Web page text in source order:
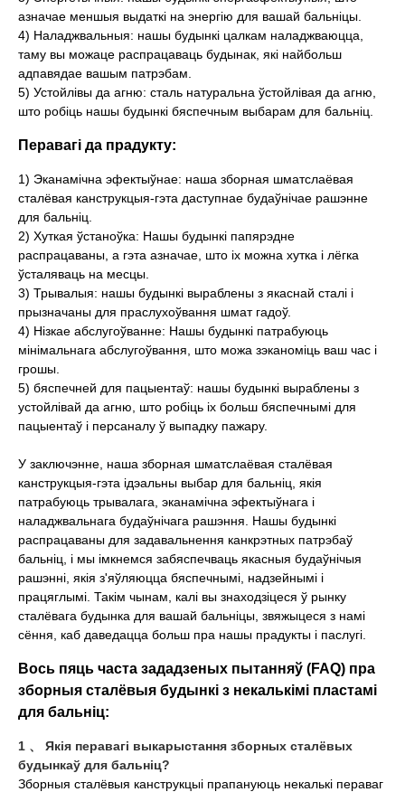
азначае меншыя выдаткі на энергію для вашай бальніцы.
4) Наладжвальныя: нашы будынкі цалкам наладжваюцца,
таму вы можаце распрацаваць будынак, які найбольш
адпавядае вашым патрэбам.
5) Устойлівы да агню: сталь натуральна ўстойлівая да агню,
што робіць нашы будынкі бяспечным выбарам для бальніц.
Перавагі да прадукту:
1) Эканамічна эфектыўнае: наша зборная шматслаёвая
сталёвая канструкцыя-гэта даступнае будаўнічае рашэнне
для бальніц.
2) Хуткая ўстаноўка: Нашы будынкі папярэдне
распрацаваны, а гэта азначае, што іх можна хутка і лёгка
ўсталяваць на месцы.
3) Трывалыя: нашы будынкі выраблены з якаснай сталі і
прызначаны для праслухоўвання шмат гадоў.
4) Нізкае абслугоўванне: Нашы будынкі патрабуюць
мінімальнага абслугоўвання, што можа зэканоміць ваш час і
грошы.
5) бяспечней для пацыентаў: нашы будынкі выраблены з
устойлівай да агню, што робіць іх больш бяспечнымі для
пацыентаў і персаналу ў выпадку пажару.
У заключэнне, наша зборная шматслаёвая сталёвая
канструкцыя-гэта ідэальны выбар для бальніц, якія
патрабуюць трывалага, эканамічна эфектыўнага і
наладжвальнага будаўнічага рашэння. Нашы будынкі
распрацаваны для задавальнення канкрэтных патрэбаў
бальніц, і мы імкнемся забяспечваць якасныя будаўнічыя
рашэнні, якія з'яўляюцца бяспечнымі, надзейнымі і
працяглымі. Такім чынам, калі вы знаходзіцеся ў рынку
сталёвага будынка для вашай бальніцы, звяжыцеся з намі
сёння, каб даведацца больш пра нашы прадукты і паслугі.
Вось пяць часта зададзеных пытанняў (FAQ) пра
зборныя сталёвыя будынкі з некалькімі пластамі
для бальніц:
1 、 Якія перавагі выкарыстання зборных сталёвых
будынкаў для бальніц?
Зборныя сталёвыя канструкцыі прапануюць некалькі пераваг